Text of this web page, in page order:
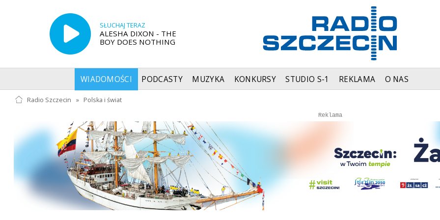
SŁUCHAJ TERAZ
ALESHA DIXON - THE
BOY DOES NOTHING
WIADOMOŚCI PODCASTY MUZYKA KONKURSY STUDIO S-1 REKLAMA O NAS
Radio Szczecin » Polska i świat
Reklama
Autopromocja
Autopromocja